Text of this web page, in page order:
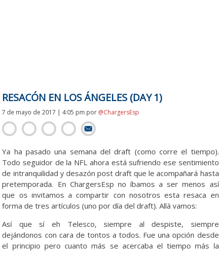
RESACÓN EN LOS ÁNGELES (DAY 1)
7 de mayo de 2017 | 4:05 pm por @ChargersEsp
Ya ha pasado una semana del draft (como corre el tiempo).
Todo seguidor de la NFL ahora está sufriendo ese sentimiento
de intranquilidad y desazón post draft que le acompañará hasta
pretemporada. En ChargersEsp no íbamos a ser menos así
que os invitamos a compartir con nosotros esta resaca en
forma de tres artículos (uno por día del draft). Allá vamos:
Así que sí eh Telesco, siempre al despiste, siempre
dejándonos con cara de tontos a todos. Fue una opción desde
el principio pero cuanto más se acercaba el tiempo más la